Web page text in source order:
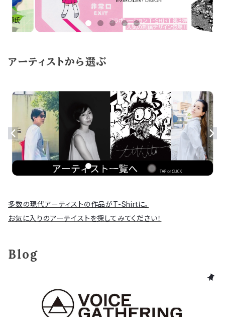
アーティストから選ぶ
多数の現代アーティストの作品がT-Shirtに。
お気に入りのアーテイストを探してみてください！
Blog